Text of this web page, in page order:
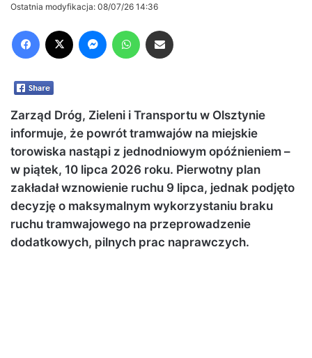
Ostatnia modyfikacja: 08/07/26 14:36
Zarząd Dróg, Zieleni i Transportu w Olsztynie
informuje, że powrót tramwajów na miejskie
torowiska nastąpi z jednodniowym opóźnieniem –
w piątek, 10 lipca 2026 roku. Pierwotny plan
zakładał wznowienie ruchu 9 lipca, jednak podjęto
decyzję o maksymalnym wykorzystaniu braku
ruchu tramwajowego na przeprowadzenie
dodatkowych, pilnych prac naprawczych.